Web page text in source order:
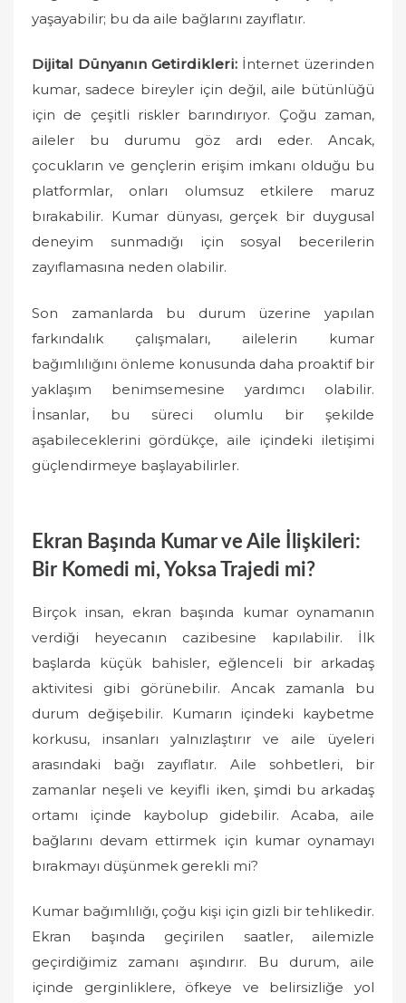
yaşayabilir; bu da aile bağlarını zayıflatır.
Dijital Dünyanın Getirdikleri: İnternet üzerinden
kumar, sadece bireyler için değil, aile bütünlüğü
için de çeşitli riskler barındırıyor. Çoğu zaman,
aileler bu durumu göz ardı eder. Ancak,
çocukların ve gençlerin erişim imkanı olduğu bu
platformlar, onları olumsuz etkilere maruz
bırakabilir. Kumar dünyası, gerçek bir duygusal
deneyim sunmadığı için sosyal becerilerin
zayıflamasına neden olabilir.
Son zamanlarda bu durum üzerine yapılan
farkındalık çalışmaları, ailelerin kumar
bağımlılığını önleme konusunda daha proaktif bir
yaklaşım benimsemesine yardımcı olabilir.
İnsanlar, bu süreci olumlu bir şekilde
aşabileceklerini gördükçe, aile içindeki iletişimi
güçlendirmeye başlayabilirler.
Ekran Başında Kumar ve Aile İlişkileri:
Bir Komedi mi, Yoksa Trajedi mi?
Birçok insan, ekran başında kumar oynamanın
verdiği heyecanın cazibesine kapılabilir. İlk
başlarda küçük bahisler, eğlenceli bir arkadaş
aktivitesi gibi görünebilir. Ancak zamanla bu
durum değişebilir. Kumarın içindeki kaybetme
korkusu, insanları yalnızlaştırır ve aile üyeleri
arasındaki bağı zayıflatır. Aile sohbetleri, bir
zamanlar neşeli ve keyifli iken, şimdi bu arkadaş
ortamı içinde kaybolup gidebilir. Acaba, aile
bağlarını devam ettirmek için kumar oynamayı
bırakmayı düşünmek gerekli mi?
Kumar bağımlılığı, çoğu kişi için gizli bir tehlikedir.
Ekran başında geçirilen saatler, ailemizle
geçirdiğimiz zamanı aşındırır. Bu durum, aile
içinde gerginliklere, öfkeye ve belirsizliğe yol